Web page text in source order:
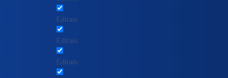
Editais
Editais
Editais